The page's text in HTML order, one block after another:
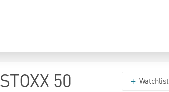
50 Watchlist